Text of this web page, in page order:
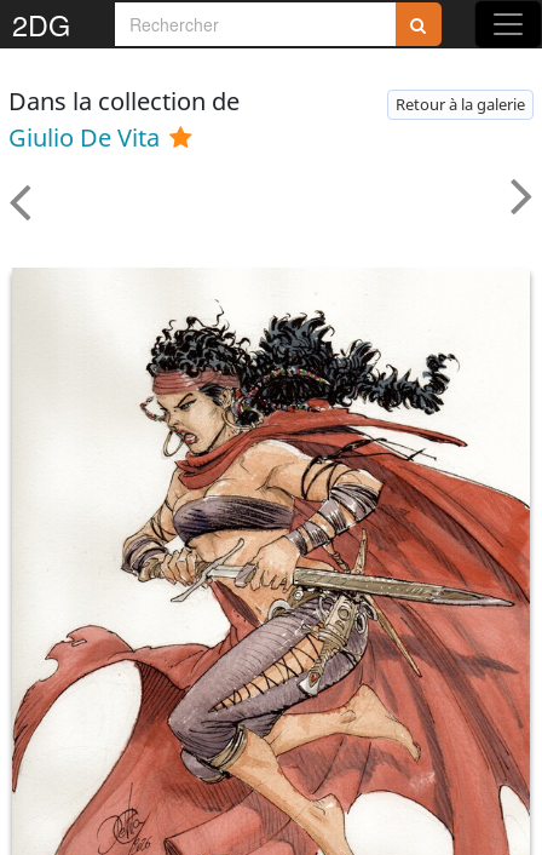
2DG
Dans la collection de
Giulio De Vita
Retour à la galerie